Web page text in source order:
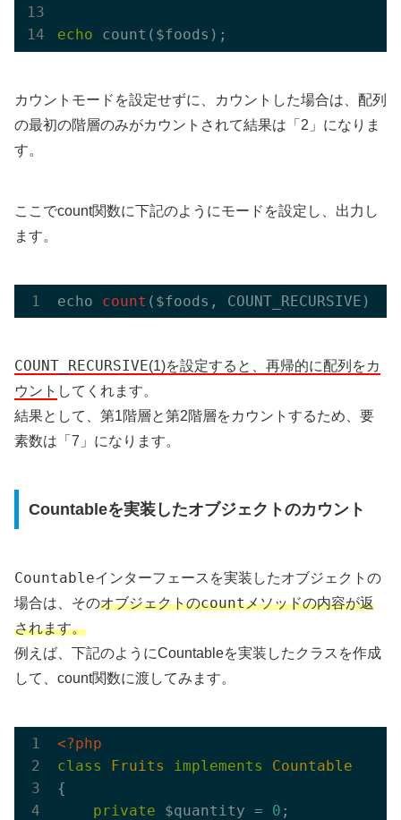
echo
カウントモードを設定せずに、カウントした場合は、配列
の最初の階層のみがカウントされて結果は「2」になりま
す。
ここでcount関数に下記のようにモードを設定し、出力し
ます。
echo count ($foods, COUNT_RECURSIVE)
COUNT_RECURSIVE(1)を設定すると、再帰的に配列をカ
ウント してくれます。
結果として、第1階層と第2階層をカウントするため、要
素数は「7」になります。
Countableを実装したオブジェクトのカウント
Countableインターフェースを実装したオブジェクトの
場合は、そのオブジェクトのcountメソッドの内容が返
されます。
例えば、下記のようにCountableを実装したクラスを作成
して、count関数に渡してみます。
<?php
class
Fruits implements
Countable
{
private $quantity = 0 ;